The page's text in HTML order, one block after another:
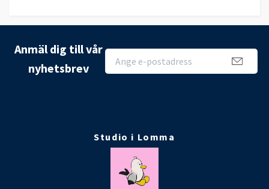
Anmäl dig till vår
nyhetsbrev
Studio i Lomma